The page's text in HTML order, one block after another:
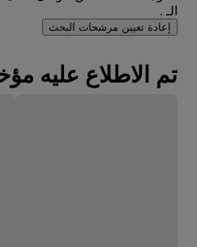
الـ .
إعادة تعيين مرشحات البحث
تم الاطلاع عليه